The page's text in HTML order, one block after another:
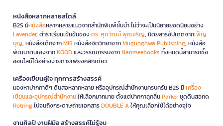
หนังสือหลากหลายสไตล์
B2S มีหนังสือหลากหลายแนวจากสำนักพิมพ์ชั้นนำ ไม่ว่าจะเป็นนิยายยอดนิยมอย่าง
Lavender, ตำราเรียนเข้มข้นของดร. ศุภวัฒน์ พุกเจริญ, นิตยสารอัปเดตจากเพ็ญ
บุญ, หนังสือเด็กจากMIS หนังสือจิตวิทยาจากMugunghwa Publishing, หนังสือ
พัฒนาตนเองจากKOOB และวรรณกรรมจากNanmeebooks ทั้งหมดนี้สามารถซื้อ
ออนไลน์ได้อย่างง่ายดายเพียงคลิกเดียว
เครื่องเขียนคู่ใจ ทุกการสร้างสรรค์
มองหาปากกาดีๆ ดินสอหลากหลาย หรืออุปกรณ์สำนักงานครบครัน B2S มีเครื่อง
เขียนและอุปกรณ์สำนักงานให้เลือกมากมาย ตั้งแต่ปากกาลูกลื่นParkerชุดดินสอกด
Rotringไปจนถึงกระดาษถ่ายเอกสารDOUBLE Aให้คุณเลือกใช้ได้อย่างจุใจ
งานศิลป์ งานฝีมือ สร้างสรรค์ไม่รู้จบ